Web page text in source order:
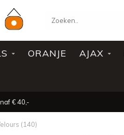
ORANJE AJAX
€ 40,-
(140)